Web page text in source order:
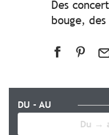
Des
bouge,
DU - AU